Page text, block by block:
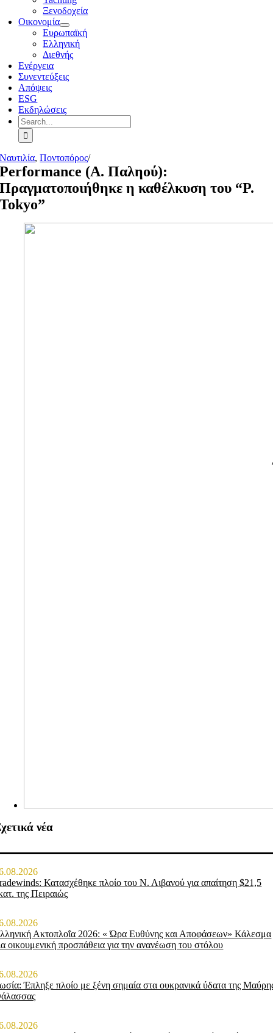
Ξενοδοχεία
Οικονομία
Ευρωπαϊκή
Ελληνική
Διεθνής
Ενέργεια
Συνεντεύξεις
Απόψεις
ESG
Εκδηλώσεις
Search
for:
Ναυτιλία,Ποντοπόρος/
Performance (Α. Παληού):
Πραγματοποιήθηκε η καθέλκυση του “P.
Tokyo”
νέα
Κατασχέθηκε πλοίο του Ν. Λιβανού για απαίτηση $21,5
της Πειραιώς
Ακτοπλοΐα 2026: « Ώρα Ευθύνης και Αποφάσεων» Κάλεσμα
οικουμενική προσπάθεια για την ανανέωση του στόλου
Έπληξε πλοίο με ξένη σημαία στα ουκρανικά ύδατα της